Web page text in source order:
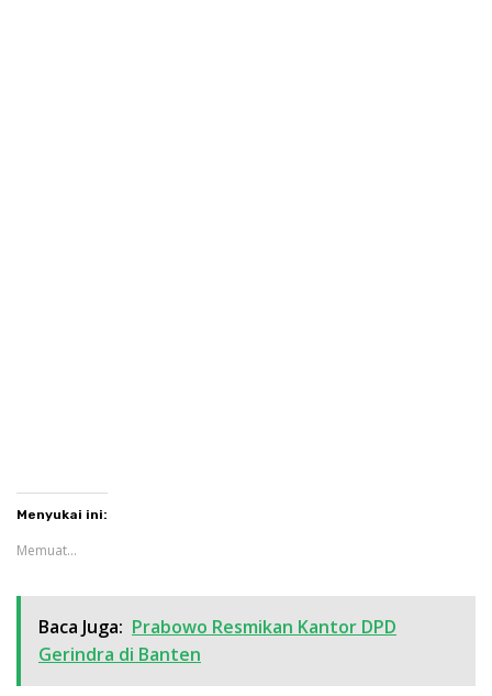
Menyukai ini:
Memuat...
Baca Juga: Prabowo Resmikan Kantor DPD
Gerindra di Banten